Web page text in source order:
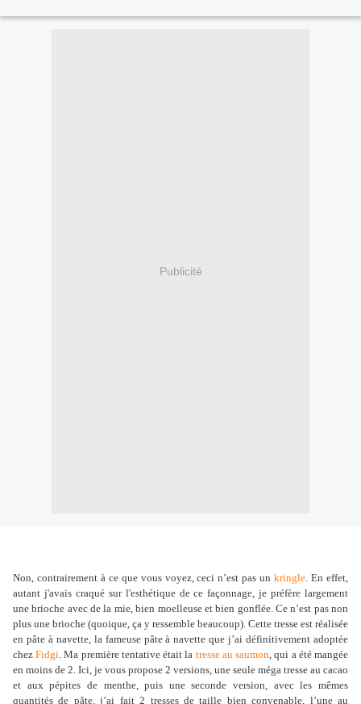
Publicité
Non, contrairement à ce que vous voyez, ceci n’est pas unkringle. En effet,
autant j'avais craqué sur l'esthétique de ce façonnage, je préfère largement
une brioche avec de la mie, bien moelleuse et bien gonflée. Ce n’est pas non
plus une brioche (quoique, ça y ressemble beaucoup). Cette tresse est réalisée
en pâte à navette, la fameuse pâte à navette que j’ai définitivement adoptée
chezFidgi. Ma première tentative était la tresse au saumon, qui a été mangée
en moins de 2. Ici, je vous propose 2 versions, une seule méga tresse au cacao
et aux pépites de menthe, puis une seconde version, avec les mêmes
quantités de pâte, j’ai fait 2 tresses de taille bien convenable, l’une au